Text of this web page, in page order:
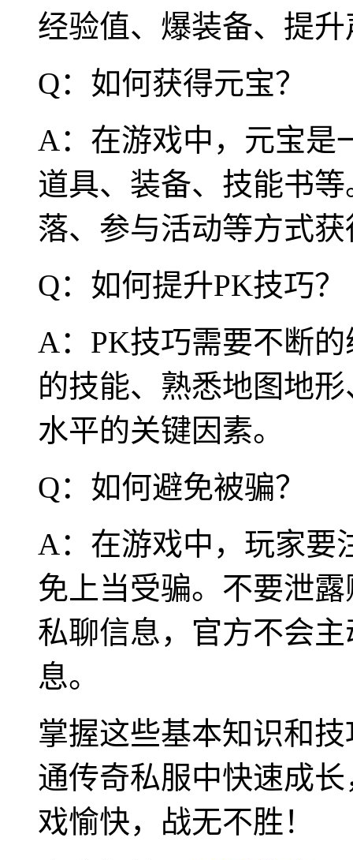
经验值、爆装备、提
Q：如何获得元宝？
A：在游戏中，元宝是
道具、装备、技能书
落、参与活动等方式获
Q：如何提升PK技巧？
A：PK技巧需要不断
的技能、熟悉地图地
水平的关键因素。
Q：如何避免被骗？
A：在游戏中，玩家要
免上当受骗。不要泄
私聊信息，官方不会
息。
掌握这些基本知识和
通传奇私服中快速成
戏愉快，战无不胜！